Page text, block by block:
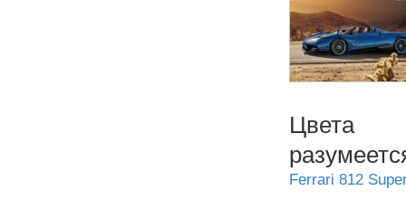
Цвета
Ferrari 812